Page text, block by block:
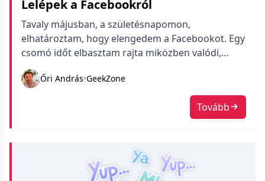
Lelépek a Facebookról
Tavaly májusban, a születésnapomon,
elhatároztam, hogy elengedem a Facebookot. Egy
csomó időt elbasztam rajta miközben valódi,
érdekes tartalmat csak szórványosan adott. A baj
az, hogy eredetileg emberek közötti
kapcsolattartásra találták ki, de üzletileg az a
sikeres, ha behozod a cégek és emberek közötti
Őri András•GeekZone
Tovább